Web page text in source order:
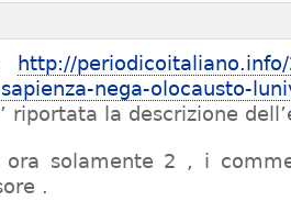
http://
nega-olocausto-
riportata la descrizione
solamente 2 , i
.